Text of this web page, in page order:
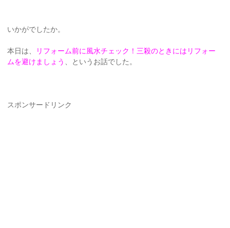
いかがでしたか。
本日は、
リフォーム前に風水チェック！三殺のときにはリフォー
ムを避けましょう 、というお話でした。
スポンサードリンク